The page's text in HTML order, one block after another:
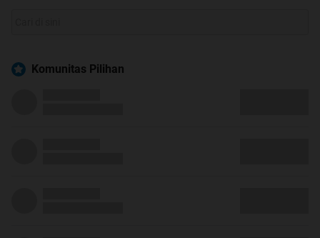
Komunitas Pilihan